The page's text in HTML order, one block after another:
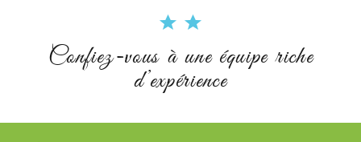
Confiez-vous à une équipe riche
d’expérience